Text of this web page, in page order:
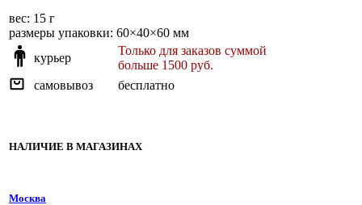
веc: 15 г
размеры упаковки: 60×40×60 мм
курьер
Только для заказов суммой
больше 1500 руб.
самовывоз
бесплатно
НАЛИЧИЕ В МАГАЗИНАХ
Москва